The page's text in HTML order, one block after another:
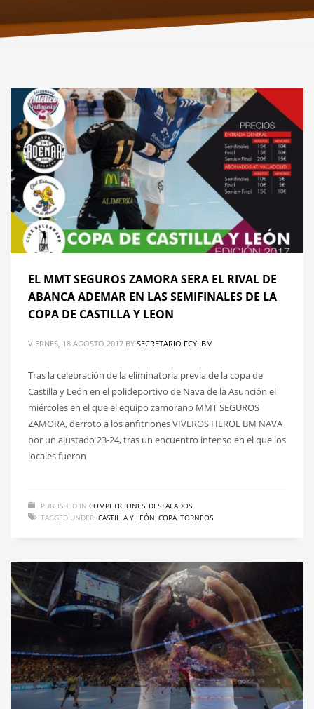
EL MMT SEGUROS ZAMORA SERA EL RIVAL DE
ABANCA ADEMAR EN LAS SEMIFINALES DE LA
COPA DE CASTILLA Y LEON
VIERNES, 18 AGOSTO 2017 BY SECRETARIO FCYLBM
Tras la celebración de la eliminatoria previa de la copa de
Castilla y León en el polideportivo de Nava de la Asunción el
miércoles en el que el equipo zamorano MMT SEGUROS
ZAMORA, derroto a los anfitriones VIVEROS HEROL BM NAVA
por un ajustado 23-24, tras un encuentro intenso en el que los
locales fueron
PUBLISHED IN COMPETICIONES DESTACADOS
TAGGED UNDER: CASTILLA Y LEÓN COPA TORNEOS